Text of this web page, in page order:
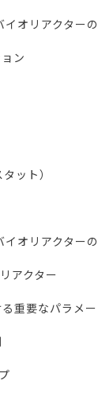
オリアクターの
ン
ット）
オリアクターの
アクター
重要なパラメー